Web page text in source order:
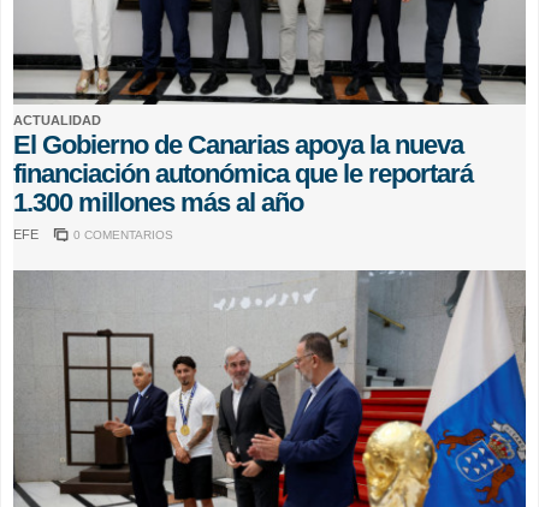
ACTUALIDAD
El Gobierno de Canarias apoya la nueva
financiación autonómica que le reportará
1.300 millones más al año
EFE 0 COMENTARIOS